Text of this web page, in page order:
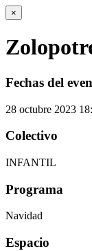
×
Fechas del
28 octubre 2023
Colectivo
INFANTIL
Programa
Navidad
Espacio